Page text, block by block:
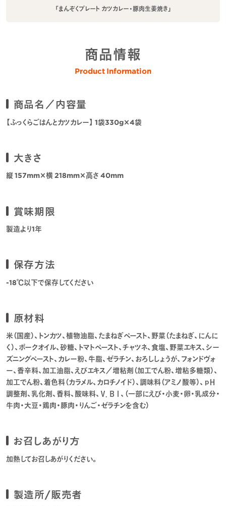
「まんぞくプレート カツカレー・豚肉生姜焼き」
商品情報
Product Information
商品名／内容量
【ふっくらごはんとカツカレー】 1袋330g×4袋
大きさ
縦 157mm×横 218mm×高さ 40mm
賞味期限
製造より1年
保存方法
-18℃以下で保存してください
原材料
米（国産）、トンカツ、植物油脂、たまねぎペースト、野菜（たまねぎ、にんに
く）、ポークオイル、砂糖、トマトペースト、チャツネ、食塩、野菜エキス、シー
ズニングペースト、カレー粉、牛脂、ゼラチン、おろししょうが、フォンドヴォ
ー、香辛料、加工油脂、えびエキス／増粘剤（加工でん粉、増粘多糖類）、
加工でん粉、着色料（カラメル、カロチノイド）、調味料（アミノ酸等）、ｐＨ
調整剤、乳化剤、香料、酸味料、Ｖ．Ｂ１、（一部にえび・小麦・卵・乳成分・
牛肉・大豆・鶏肉・豚肉・りんご・ゼラチンを含む）
お召しあがり方
加熱してお召しあがりください。
製造所/販売者